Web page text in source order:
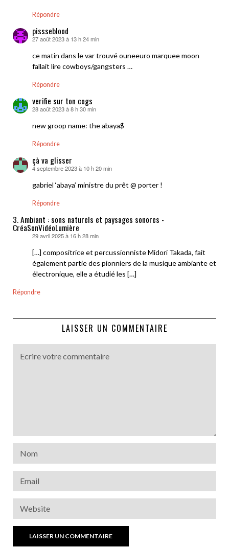
Répondre
pissseblood
dit :
27 août 2023 à 13 h 24 min
ce matin dans le var trouvé ouneeuro marquee moon
fallait lire cowboys/gangsters …
Répondre
verifie sur ton cogs
dit :
28 août 2023 à 8 h 30 min
new groop name: the abaya$
Répondre
çà va glisser
dit :
4 septembre 2023 à 10 h 20 min
gabriel ‘abaya’ ministre du prêt @ porter !
Répondre
3. Ambiant : sons naturels et paysages sonores -
CréaSonVidéoLumière
29 avril 2025 à 16 h 28 min
[…] compositrice et percussionniste Midori Takada, fait
également partie des pionniers de la musique ambiante et
électronique, elle a étudié les […]
Répondre
LAISSER UN COMMENTAIRE